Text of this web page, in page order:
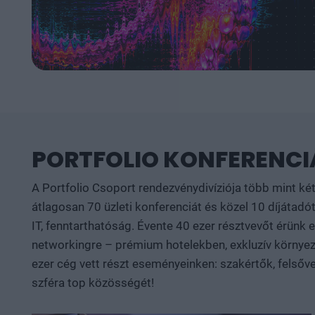
PORTFOLIO
A Portfolio Csoport rendezvénydivíziója több mint
átlagosan 70 üzleti konferenciát és közel 10
IT, fenntarthatóság. Évente 40 ezer résztvevőt
networkingre – prémium hotelekben, exkluzív
ezer cég vett részt eseményeinken: szakértők,
szféra top közösségét!